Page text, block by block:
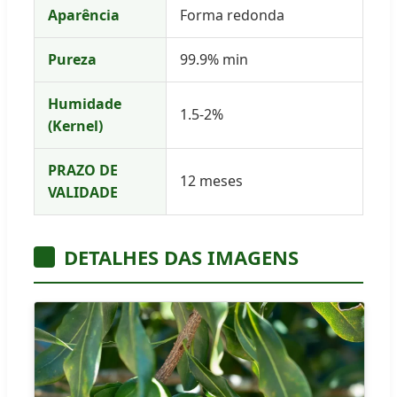
Aparência Forma redonda
Pureza 99.9% min
Humidade
(Kernel)
1.5-2%
PRAZO DE
VALIDADE
12 meses
DETALHES DAS IMAGENS